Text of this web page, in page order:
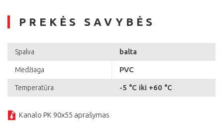
PREKĖS SAVYBĖS
Spalva balta
Medžiaga PVC
Temperatūra -5 °C iki +60 °C
Kanalo PK 90x55 aprašymas